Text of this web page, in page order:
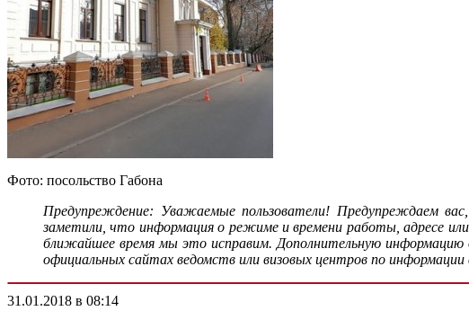
Фото: посольство Габона
Предупреждение: Уважаемые пользователи! Предупреждаем
заметили, что информация о режиме и времени работы, адресе
ближайшее время мы это исправим. Дополнительную информацию
официальных сайтах ведомств или визовых центров по
31.01.2018 в 08:14